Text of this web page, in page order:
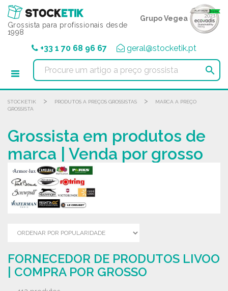
Grossista para profissionais desde
1998
Grupo Vegea
+33 1 70 68 96 67 geral@stocketik.pt

STOCKETIK > PRODUTOS A PREÇOS GROSSISTAS >
MARCA A PREÇO
GROSSISTA
Grossista em produtos de
marca | Venda por grosso
FORNECEDOR DE PRODUTOS LIVOO
| COMPRA POR GROSSO
Painel de Gerenciamento de Cookies